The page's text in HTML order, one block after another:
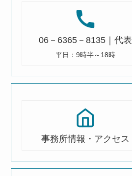
06－6365－8135｜代表
平日：9時半～18時
事務所情報・アクセス